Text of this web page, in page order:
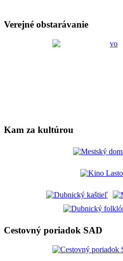
Verejné obstarávanie
Kam za kultúrou
Cestovný poriadok SAD